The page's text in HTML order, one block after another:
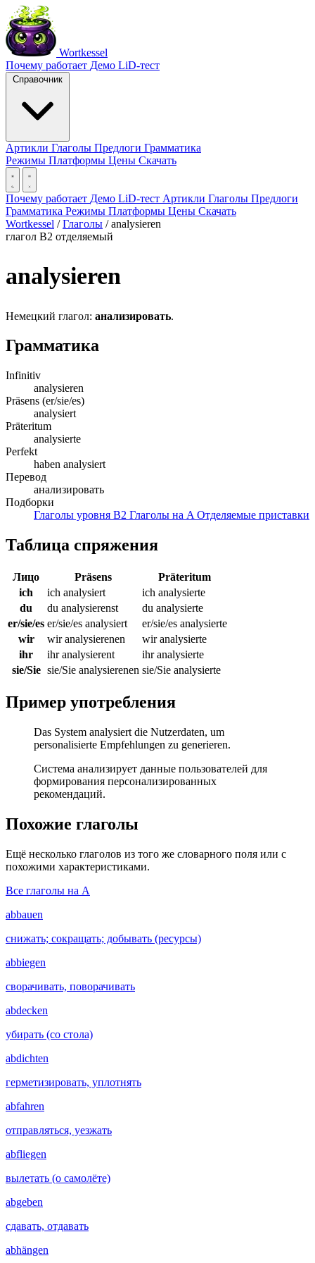
Wortkessel
Почему работает Демо LiD-тест
Справочник
Артикли Глаголы Предлоги Грамматика
Режимы Платформы Цены Скачать
Почему работает Демо LiD-тест Артикли Глаголы Предлоги
Грамматика Режимы Платформы Цены Скачать
Wortkessel / Глаголы / analysieren
глагол B2 отделяемый
analysieren
Немецкий глагол: анализировать.
Грамматика
Infinitiv
analysieren
Präsens (er/sie/es)
analysiert
Präteritum
analysierte
Perfekt
haben analysiert
Перевод
анализировать
Подборки
Глаголы уровня B2 Глаголы на A Отделяемые приставки
Таблица спряжения
Лицо Präsens
Präteritum
ich
ich analysiert
ich analysierte
du
du analysierenst
du analysierte
er/sie/es er/sie/es analysiert
er/sie/es analysierte
wir
wir analysierenen
wir analysierte
ihr
ihr analysierent
ihr analysierte
sie/Sie sie/Sie analysierenen sie/Sie analysierte
Пример употребления
Das System analysiert die Nutzerdaten, um
personalisierte Empfehlungen zu generieren.
Система анализирует данные пользователей для
формирования персонализированных
рекомендаций.
Похожие глаголы
Ещё несколько глаголов из того же словарного поля или с
похожими характеристиками.
Все глаголы на A
abbauen
снижать; сокращать; добывать (ресурсы)
abbiegen
сворачивать, поворачивать
abdecken
убирать (со стола)
abdichten
герметизировать, уплотнять
abfahren
отправляться, уезжать
abfliegen
вылетать (о самолёте)
abgeben
сдавать, отдавать
abhängen